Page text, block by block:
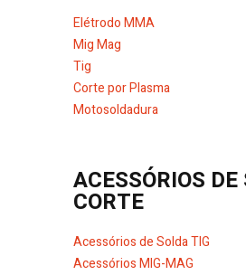
Elétrodo MMA
Mig Mag
Tig
Corte por Plasma
Motosoldadura
ACESSÓRIOS
CORTE
Acessórios de Solda TIG
Acessórios MIG-MAG